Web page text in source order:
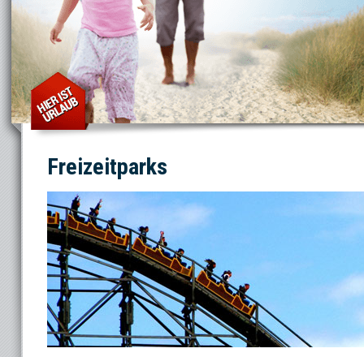
Freizeitparks